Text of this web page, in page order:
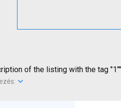
of the listing with the tag "1""